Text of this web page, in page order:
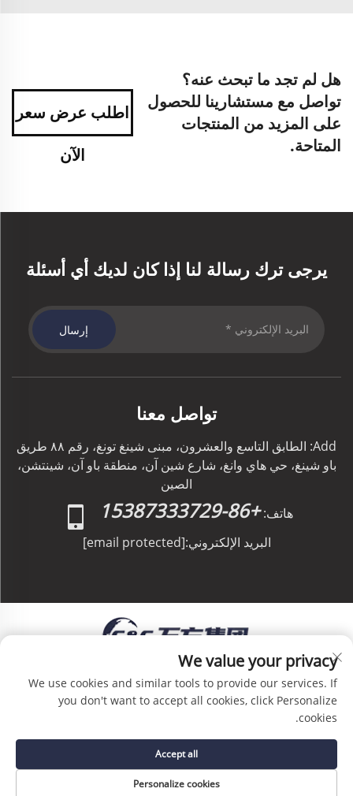
هل لم تجد ما تبحث عنه؟
تواصل مع مستشارينا للحصول
على المزيد من المنتجات
المتاحة.
اطلب عرض سعر
الآن
يرجى ترك رسالة لنا إذا كان لديك أي أسئلة
إرسال
تواصل معنا
Add: الطابق التاسع والعشرون، مبنى شينغ تونغ، رقم ٨٨ طريق
باو شينغ، حي هاي وانغ، شارع شين آن، منطقة باو آن، شينتشن،
الصين
هاتف: +86-15387333729
البريد الإلكتروني:[email protected]
حقوق الطبع والنشر © C&C GLOBAL Logistics Co.,
Limited جميع الحقوق محفوظة -
سياسة الخصوصية
المدونة
We value your privacy
We use cookies and similar tools to provide our services. If
you don't want to accept all cookies, click Personalize
cookies.
Personalize cookies
Accept all